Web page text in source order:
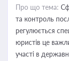
Про що тема:
та контроль
регулюється
юристів це
участі в